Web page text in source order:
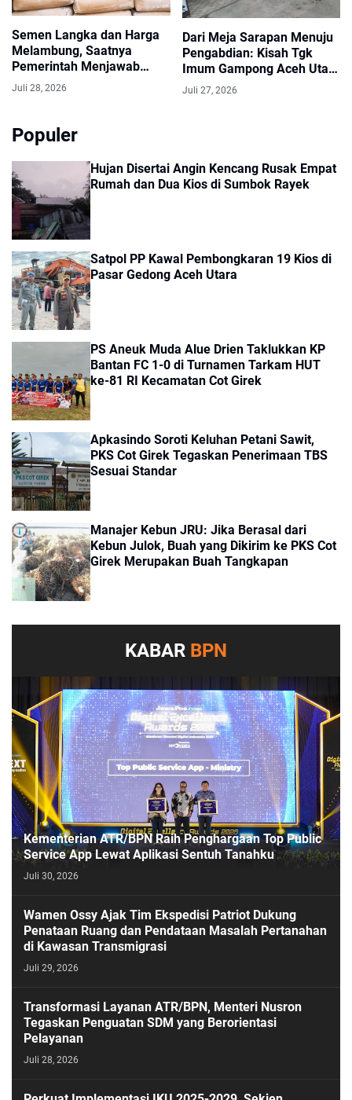
Semen Langka dan Harga
Melambung, Saatnya
Pemerintah Menjawab
Keresahan Masyarakat
Juli 28, 2026
Dari Meja Sarapan Menuju
Pengabdian: Kisah Tgk
Imum Gampong Aceh Utara
Menjemput Amanah Baru
Juli 27, 2026
Populer
Hujan Disertai Angin Kencang Rusak Empat
Rumah dan Dua Kios di Sumbok Rayek
Satpol PP Kawal Pembongkaran 19 Kios di
Pasar Gedong Aceh Utara
PS Aneuk Muda Alue Drien Taklukkan KP
Bantan FC 1-0 di Turnamen Tarkam HUT
ke-81 RI Kecamatan Cot Girek
Apkasindo Soroti Keluhan Petani Sawit,
PKS Cot Girek Tegaskan Penerimaan TBS
Sesuai Standar
Manajer Kebun JRU: Jika Berasal dari
Kebun Julok, Buah yang Dikirim ke PKS Cot
Girek Merupakan Buah Tangkapan
KABAR BPN
Kementerian ATR/BPN Raih Penghargaan Top Public
Service App Lewat Aplikasi Sentuh Tanahku
Juli 30, 2026
Wamen Ossy Ajak Tim Ekspedisi Patriot Dukung
Penataan Ruang dan Pendataan Masalah Pertanahan
di Kawasan Transmigrasi
Juli 29, 2026
Transformasi Layanan ATR/BPN, Menteri Nusron
Tegaskan Penguatan SDM yang Berorientasi
Pelayanan
Juli 28, 2026